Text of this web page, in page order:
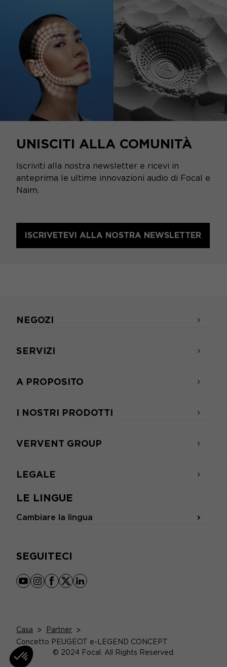
UNISCITI ALLA COMUNITÀ
Iscriviti alla nostra newsletter e ricevi in
anteprima le ultime innovazioni audio di Focal e
Naim.
ISCRIVETEVI ALLA NOSTRA NEWSLETTER
LE LINGUE
Cambiare la lingua
SEGUITECI
youtube
instagram
facebook
x linkedin
NEGOZI
SERVIZI
A PROPOSITO
I NOSTRI PRODOTTI
VERVENT GROUP
LEGALE
Casa > Partner >
Concetto PEUGEOT e-LEGEND CONCEPT
© 2024 Focal. All Rights Reserved.